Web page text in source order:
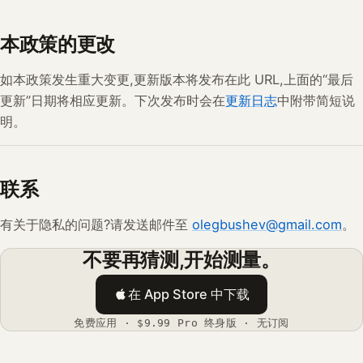
本政策的更改
如本政策发生重大变更,更新版本将发布在此 URL,上面的“最后
更新”日期将相应更新。下次发布时会在更新日志中附带简短说
明。
联系
有关于隐私的问题?请发送邮件至 olegbushev@gmail.com。
不要再猜测,开始测量。
在 App Store 中下载
免费应用 · $9.99 Pro 终身版 · 无订阅